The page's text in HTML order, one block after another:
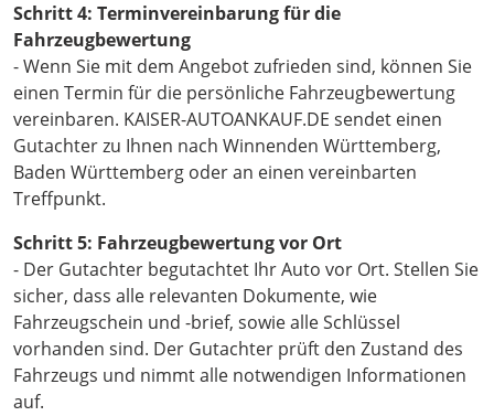
Schritt 4: Terminvereinbarung für die
Fahrzeugbewertung
- Wenn Sie mit dem Angebot zufrieden sind, können Sie
einen Termin für die persönliche Fahrzeugbewertung
vereinbaren. KAISER-AUTOANKAUF.DE sendet einen
Gutachter zu Ihnen nach Winnenden Württemberg,
Baden Württemberg oder an einen vereinbarten
Treffpunkt.
Schritt 5: Fahrzeugbewertung vor Ort
- Der Gutachter begutachtet Ihr Auto vor Ort. Stellen Sie
sicher, dass alle relevanten Dokumente, wie
Fahrzeugschein und -brief, sowie alle Schlüssel
vorhanden sind. Der Gutachter prüft den Zustand des
Fahrzeugs und nimmt alle notwendigen Informationen
auf.